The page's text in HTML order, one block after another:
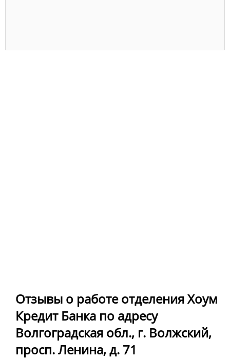
Отзывы о работе отделения Хоум
Кредит Банка по адресу
Волгоградская обл., г. Волжский,
просп. Ленина, д. 71